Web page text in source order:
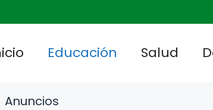
Educación Salud
Anuncios